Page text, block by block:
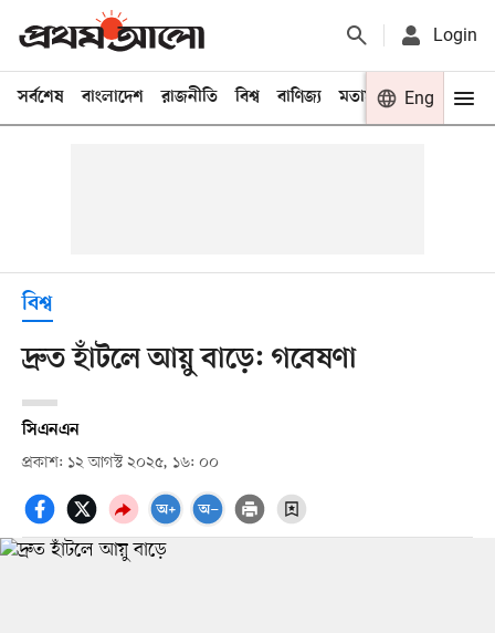
Login
সর্বশেষ বাংলাদেশ রাজনীতি বিশ্ব বাণিজ্য মতামত খেলা
Eng
বিশ্ব
দ্রুত হাঁটলে আয়ু বাড়ে: গবেষণা
সিএনএন
প্রকাশ: ১২ আগস্ট ২০২৫, ১৬: ০০